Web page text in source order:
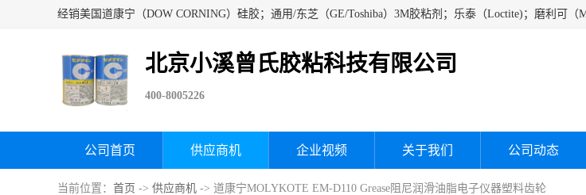
北京小溪曾氏胶粘科技有限公司
400-8005226
公司首页 供应商机 企业视频 关于我们 公司动态
当前位置： 首页 -> 供应商机 -> 道康宁MOLYKOTE EM-D110 Grease阻尼润滑油脂电子仪器塑料齿轮